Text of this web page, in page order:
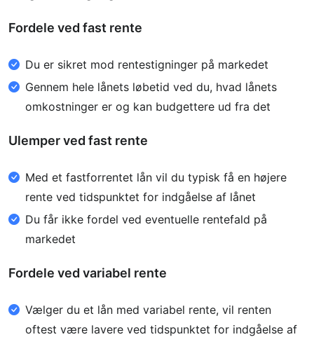
Fordele ved fast rente
Du er sikret mod rentestigninger på markedet
Gennem hele lånets løbetid ved du, hvad lånets
omkostninger er og kan budgettere ud fra det
Ulemper ved fast rente
Med et fastforrentet lån vil du typisk få en højere
rente ved tidspunktet for indgåelse af lånet
Du får ikke fordel ved eventuelle rentefald på
markedet
Fordele ved variabel rente
Vælger du et lån med variabel rente, vil renten
oftest være lavere ved tidspunktet for indgåelse af